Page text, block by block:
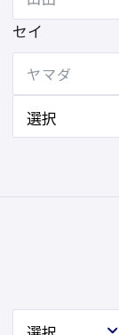
セイ